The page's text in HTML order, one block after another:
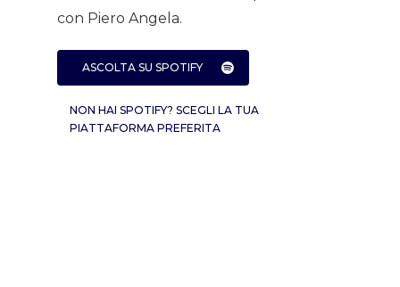
con Piero Angela.
ASCOLTA SU SPOTIFY
NON HAI SPOTIFY? SCEGLI LA TUA
PIATTAFORMA PREFERITA
Podcast